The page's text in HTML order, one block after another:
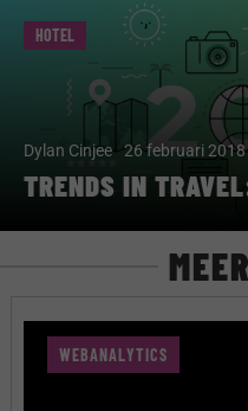
HOTEL
Dylan Cinjee 26 februari 2018
TRENDS IN
WEBANALYTICS